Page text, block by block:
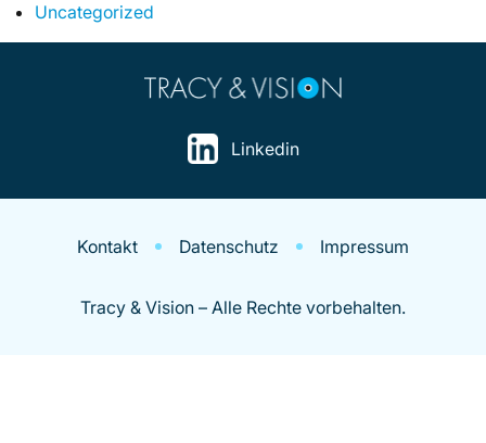
Uncategorized
Linkedin
Kontakt Datenschutz Impressum
Tracy & Vision – Alle Rechte vorbehalten.